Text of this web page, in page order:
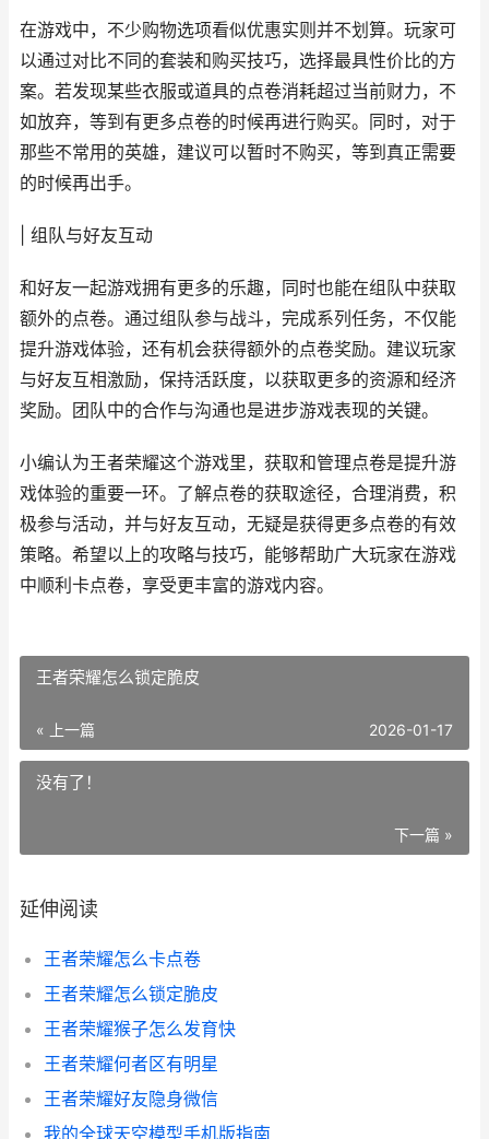
在游戏中，不少购物选项看似优惠实则并不划算。玩家可
以通过对比不同的套装和购买技巧，选择最具性价比的方
案。若发现某些衣服或道具的点卷消耗超过当前财力，不
如放弃，等到有更多点卷的时候再进行购买。同时，对于
那些不常用的英雄，建议可以暂时不购买，等到真正需要
的时候再出手。
| 组队与好友互动
和好友一起游戏拥有更多的乐趣，同时也能在组队中获取
额外的点卷。通过组队参与战斗，完成系列任务，不仅能
提升游戏体验，还有机会获得额外的点卷奖励。建议玩家
与好友互相激励，保持活跃度，以获取更多的资源和经济
奖励。团队中的合作与沟通也是进步游戏表现的关键。
小编认为王者荣耀这个游戏里，获取和管理点卷是提升游
戏体验的重要一环。了解点卷的获取途径，合理消费，积
极参与活动，并与好友互动，无疑是获得更多点卷的有效
策略。希望以上的攻略与技巧，能够帮助广大玩家在游戏
中顺利卡点卷，享受更丰富的游戏内容。
王者荣耀怎么锁定脆皮
« 上一篇 2026-01-17
没有了！
下一篇 »
延伸阅读
王者荣耀怎么卡点卷
王者荣耀怎么锁定脆皮
王者荣耀猴子怎么发育快
王者荣耀何者区有明星
王者荣耀好友隐身微信
我的全球天空模型手机版指南